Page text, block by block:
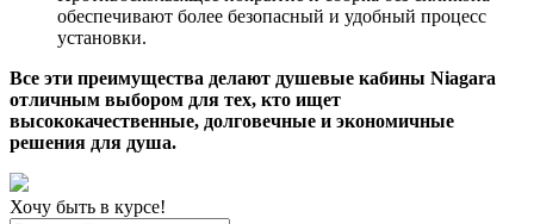
обеспечивают более безопасный и удобный процесс
установки.
Все эти преимущества делают душевые кабины Niagara
отличным выбором для тех, кто ищет
высококачественные, долговечные и экономичные
решения для душа.
Хочу быть в курсе!